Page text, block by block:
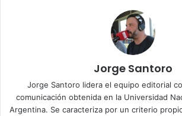
Jorge Santoro
Jorge Santoro lidera el equipo editorial
comunicación obtenida en la Universidad
Argentina. Se caracteriza por un criterio